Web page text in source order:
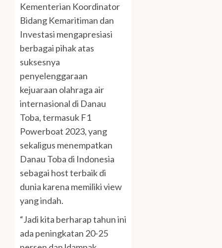
Kementerian Koordinator
Bidang Kemaritiman dan
Investasi mengapresiasi
berbagai pihak atas
suksesnya
penyelenggaraan
kejuaraan olahraga air
internasional di Danau
Toba, termasuk F1
Powerboat 2023, yang
sekaligus menempatkan
Danau Toba di Indonesia
sebagai host terbaik di
dunia karena memiliki view
yang indah.
“Jadi kita berharap tahun ini
ada peningkatan 20-25